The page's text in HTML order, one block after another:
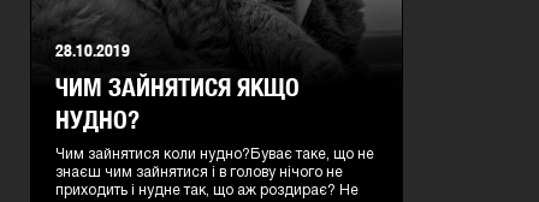
ЧИМ ЗАЙНЯТИСЯ ЯКЩО
НУДНО?
Чим зайнятися коли нудно?Буває таке, що не
знаєш чим зайнятися і в голову нічого не
приходить і нудне так, що аж роздирає? Не
28.10.2019